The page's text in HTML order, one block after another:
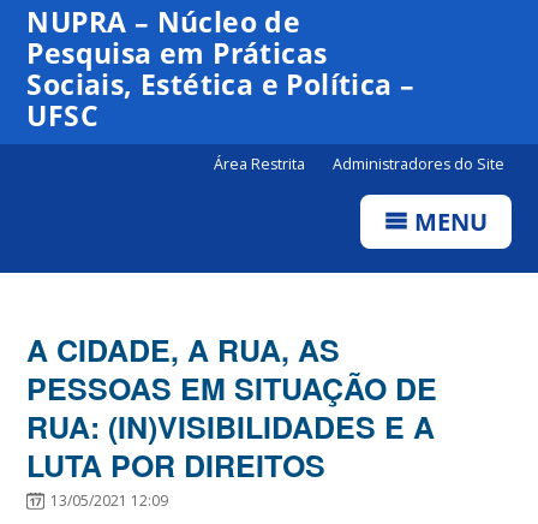
NUPRA – Núcleo de
Pesquisa em Práticas
Sociais, Estética e Política –
UFSC
Área Restrita Administradores do Site
MENU
A CIDADE, A RUA, AS
PESSOAS EM SITUAÇÃO DE
RUA: (IN)VISIBILIDADES E A
LUTA POR DIREITOS
13/05/2021 12:09